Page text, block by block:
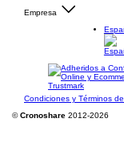
Empresa
Condiciones y Términos
©Cronoshare 2012-2026